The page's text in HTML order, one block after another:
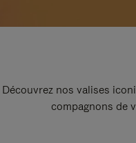
Découvrez nos valises
compagnons de